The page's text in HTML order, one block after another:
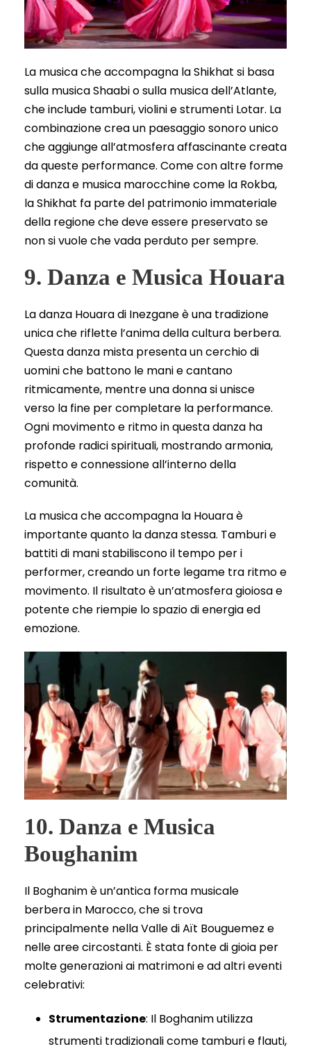
La musica che accompagna la Shikhat si basa
sulla musica Shaabi o sulla musica dell’Atlante,
che include tamburi, violini e strumenti Lotar. La
combinazione crea un paesaggio sonoro unico
che aggiunge all’atmosfera affascinante creata
da queste performance. Come con altre forme
di danza e musica marocchine come la Rokba,
la Shikhat fa parte del patrimonio immateriale
della regione che deve essere preservato se
non si vuole che vada perduto per sempre.
9. Danza e Musica Houara
La danza Houara di Inezgane è una tradizione
unica che riflette l’anima della cultura berbera.
Questa danza mista presenta un cerchio di
uomini che battono le mani e cantano
ritmicamente, mentre una donna si unisce
verso la fine per completare la performance.
Ogni movimento e ritmo in questa danza ha
profonde radici spirituali, mostrando armonia,
rispetto e connessione all’interno della
comunità.
La musica che accompagna la Houara è
importante quanto la danza stessa. Tamburi e
battiti di mani stabiliscono il tempo per i
performer, creando un forte legame tra ritmo e
movimento. Il risultato è un’atmosfera gioiosa e
potente che riempie lo spazio di energia ed
emozione.
10. Danza e Musica
Boughanim
Il Boghanim è un’antica forma musicale
berbera in Marocco, che si trova
principalmente nella Valle di Aït Bouguemez e
nelle aree circostanti. È stata fonte di gioia per
molte generazioni ai matrimoni e ad altri eventi
celebrativi:
Strumentazione: Il Boghanim utilizza
strumenti tradizionali come tamburi e flauti,